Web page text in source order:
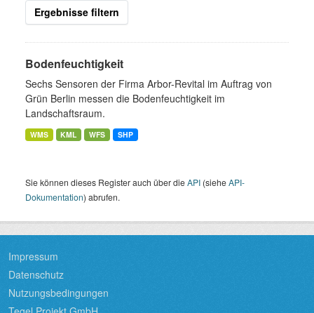
Ergebnisse filtern
Bodenfeuchtigkeit
Sechs Sensoren der Firma Arbor-Revital im Auftrag von
Grün Berlin messen die Bodenfeuchtigkeit im
Landschaftsraum.
WMS KML WFS SHP
Sie können dieses Register auch über dieAPI (sieheAPI-
Dokumentation) abrufen.
Impressum
Datenschutz
Nutzungsbedingungen